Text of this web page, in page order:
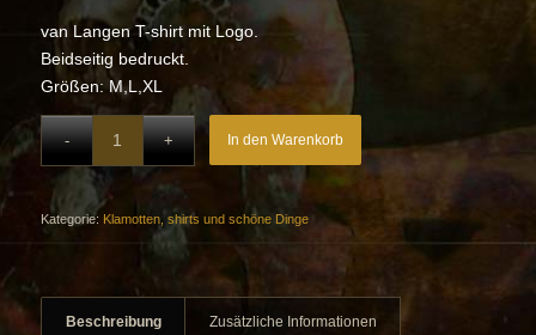
van Langen T-shirt mit Logo.
Beidseitig bedruckt.
Größen: M,L,XL
In den Warenkorb
Kategorie: Klamotten, shirts und schöne Dinge
Beschreibung Zusätzliche Informationen